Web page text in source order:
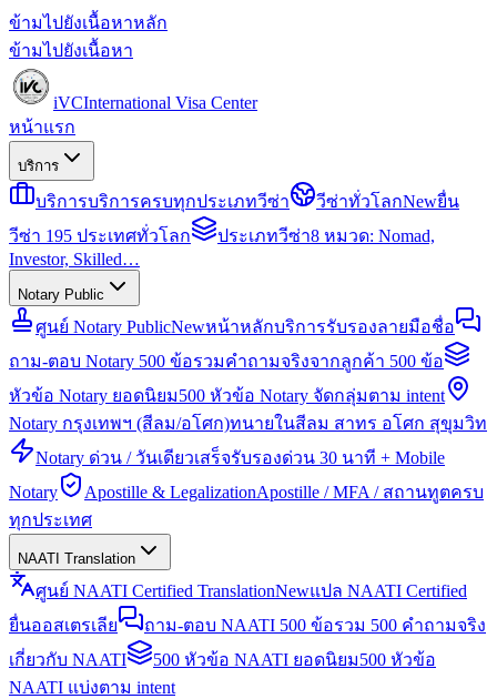
ข้ามไปยังเนื้อหาหลัก
ข้ามไปยังเนื้อหา
iVCInternational Visa Center
หน้าแรก
บริการ
บริการบริการครบทุกประเภทวีซ่า วีซ่าทั่วโลกNewยื่น
วีซ่า 195 ประเทศทั่วโลก
ประเภทวีซ่า8 หมวด: Nomad,
Investor, Skilled…
Notary Public
ศูนย์ Notary PublicNewหน้าหลักบริการรับรองลายมือชื่อ
ถาม-ตอบ Notary 500 ข้อรวมคำถามจริงจากลูกค้า 500 ข้อ
หัวข้อ Notary ยอดนิยม500 หัวข้อ Notary จัดกลุ่มตาม intent
Notary กรุงเทพฯ (สีลม/อโศก)ทนายในสีลม สาทร อโศก สุขุมวิท
Notary ด่วน / วันเดียวเสร็จรับรองด่วน 30 นาที + Mobile
Notary
Apostille & LegalizationApostille / MFA / สถานทูตครบ
ทุกประเทศ
NAATI Translation
ศูนย์ NAATI Certified TranslationNewแปล NAATI Certified
ยื่นออสเตรเลีย
ถาม-ตอบ NAATI 500 ข้อรวม 500 คำถามจริง
เกี่ยวกับ NAATI
500 หัวข้อ NAATI ยอดนิยม500 หัวข้อ
NAATI แบ่งตาม intent